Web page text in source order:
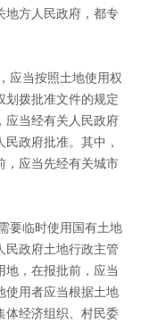
地方人民政府，都专
当按照土地使用权
划拨批准文件的规定
应当经有关人民政府
政府批准。其中，
，应当先经有关城市
临时使用国有土地
民政府土地行政主管
地，在报批前，应当
使用者应当根据土地
体经济组织、村民委